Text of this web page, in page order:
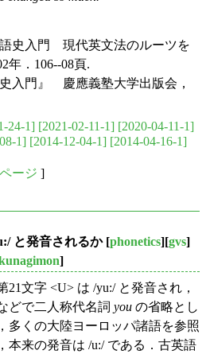
史入門 現代英文法のルーツを
．106--08頁.
門』 慶應義塾大学出版会，
24-1] [2021-02-11-1] [2020-04-11-1]
1] [2014-12-04-1] [2014-04-16-1]
ージ ]
と発音されるか[phonetics][gvs]
]
文字 <U> は /yu:/ と発音され，
どで二人称代名詞 you の省略とし
多くの大陸ヨーロッパ諸語を参照
本来の発音は /u:/ である．古英語